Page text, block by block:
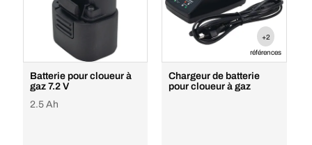
Batterie pour cloueur à
gaz 7.2 V
2.5 Ah
+2
références
Chargeur de batterie
pour cloueur à gaz